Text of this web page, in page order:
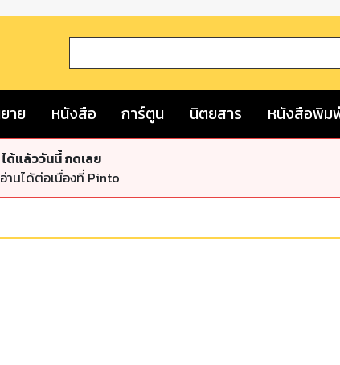
าย หนังสือ การ์ตูน นิตยสาร หนังสือพิม
ด้แล้ววันนี้ กดเลย
นได้ต่อเนื่องที่ Pinto